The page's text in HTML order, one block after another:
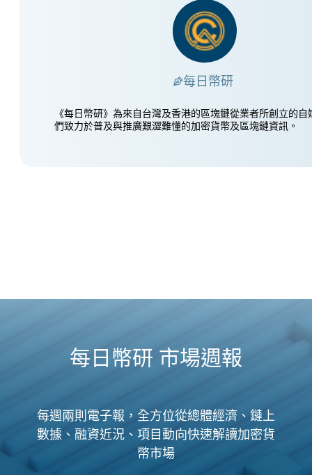
每日幣研
《每日幣研》為來自台灣及香港的區塊鏈從業者所創立的自
們致力於普及與推廣艱澀難懂的加密貨幣及區塊鏈資訊。
每日幣研 市場週報
每週兩則電子報，全方位從總體經濟、鏈上
數據、融資近況、項目動向快速解讀加密貨
幣市場